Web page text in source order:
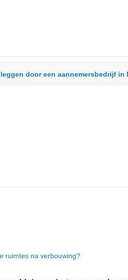
door een aannemersbedrijf in